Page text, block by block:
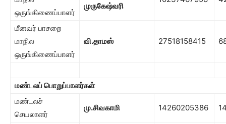
ஒருங்கிணைப்பாளர்
முருகேஷ்வரி
மீனவர் பாசறை
மாநில
ஒருங்கிணைப்பாளர்
வி.தாமஸ் 27518158415
மண்டலப் பொறுப்பாளர்கள்
மண்டலச்
செயலாளர்
மு.சிவகாமி 14260205386